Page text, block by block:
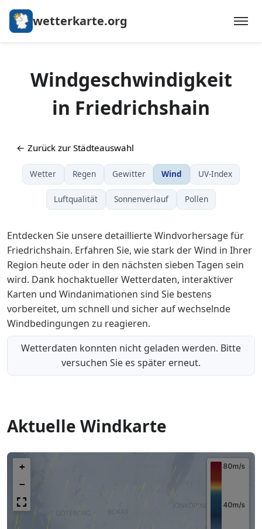
wetterkarte.org
Windgeschwindigkeit
in Friedrichshain
← Zurück zur Städteauswahl
Wetter Regen Gewitter Wind UV-Index
Luftqualität Sonnenverlauf Pollen
Entdecken Sie unsere detaillierte Windvorhersage für
Friedrichshain. Erfahren Sie, wie stark der Wind in Ihrer
Region heute oder in den nächsten sieben Tagen sein
wird. Dank hochaktueller Wetterdaten, interaktiver
Karten und Windanimationen sind Sie bestens
vorbereitet, um schnell und sicher auf wechselnde
Windbedingungen zu reagieren.
Wetterdaten konnten nicht geladen werden. Bitte
versuchen Sie es später erneut.
Aktuelle Windkarte
+
−